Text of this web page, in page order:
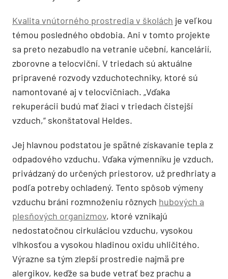
Kvalita vnútorného prostredia v školách je veľkou
témou posledného obdobia. Ani v tomto projekte
sa preto nezabudlo na vetranie učební, kancelárií,
zborovne a telocviční. V triedach sú aktuálne
pripravené rozvody vzduchotechniky, ktoré sú
namontované aj v telocvičniach. „Vďaka
rekuperácii budú mať žiaci v triedach čistejší
vzduch,“ skonštatoval Heldes.
Jej hlavnou podstatou je spätné získavanie tepla z
odpadového vzduchu. Vďaka výmenníku je vzduch,
privádzaný do určených priestorov, už predhriaty a
podľa potreby ochladený. Tento spôsob výmeny
vzduchu bráni rozmnoženiu rôznych hubových a
plesňových organizmov, ktoré vznikajú
nedostatočnou cirkuláciou vzduchu, vysokou
vlhkosťou a vysokou hladinou oxidu uhličitého.
Výrazne sa tým zlepší prostredie najmä pre
alergikov, keďže sa bude vetrať bez prachu a